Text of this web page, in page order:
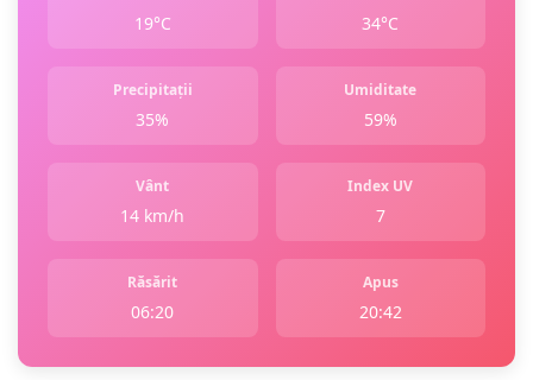
19°C 34°C
Precipitații
35%
Umiditate
59%
Vânt
14 km/h
Index UV
7
Răsărit
06:20
Apus
20:42